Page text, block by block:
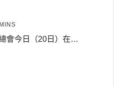
會今日（20日）在…